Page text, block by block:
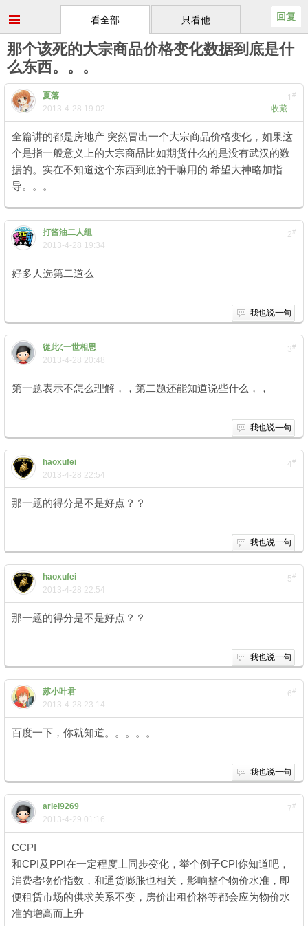
只看他
看全部 回复
那个该死的大宗商品价格变化数据到底是什
么东西。。。
1#
夏落
收藏
2013-4-28 19:02
全篇讲的都是房地产 突然冒出一个大宗商品价格变化，如果这
个是指一般意义上的大宗商品比如期货什么的是没有武汉的数
据的。实在不知道这个东西到底的干嘛用的 希望大神略加指
导。。。
2#
打酱油二人组
2013-4-28 19:34
好多人选第二道么
我也说一句
3#
從此ζ一世相思
2013-4-28 20:48
第一题表示不怎么理解，，第二题还能知道说些什么，，
我也说一句
4#
haoxufei
2013-4-28 22:54
那一题的得分是不是好点？？
我也说一句
5#
haoxufei
2013-4-28 22:54
那一题的得分是不是好点？？
我也说一句
6#
苏小叶君
2013-4-28 23:14
百度一下，你就知道。。。。。
我也说一句
7#
ariel9269
2013-4-29 01:16
CCPI
和CPI及PPI在一定程度上同步变化，举个例子CPI你知道吧，
消费者物价指数，和通货膨胀也相关，影响整个物价水准，即
便租赁市场的供求关系不变，房价出租价格等都会应为物价水
准的增高而上升